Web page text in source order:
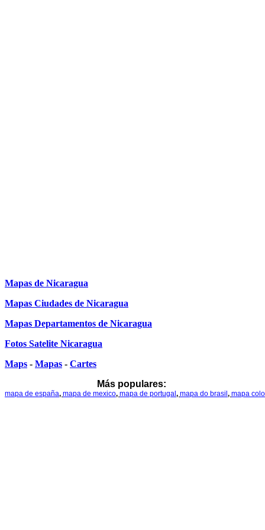
Mapas de Nicaragua
Mapas Ciudades de Nicaragua
Mapas Departamentos de Nicaragua
Fotos Satelite Nicaragua
Maps - Mapas - Cartes
Más populares:
mapa de españa, mapa de mexico, mapa de portugal, mapa do brasil, mapa